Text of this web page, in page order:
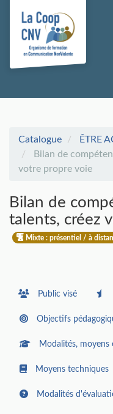
Aller au menu principal
Aller au contenu principal
Personnaliser l'interface
Catalogue
ÊTRE
Bilan de
votre propre voie
Bilan de
talents, créez
Mixte : présentiel / à
Public visé
Objectifs
Modalités, moyens
Moyens techniques
Modalités